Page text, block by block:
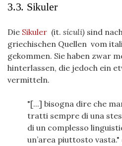
3.3. Sikuler
Die Sikuler (it. sículi) sind
griechischen Quellen vom
gekommen. Sie haben zwar
hinterlassen, die jedoch ein
vermitteln.
"[...] bisogna dire che
tratti sempre di una
di un complesso
un’area piuttosto vasta."